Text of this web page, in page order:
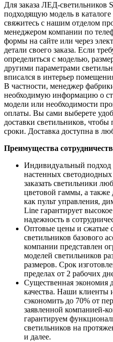
Для заказа ЛЕД-светильников
подходящую модель в
свяжитесь с нашим отделом
менеджером компании по
формы на сайте или через
детали своего заказа. Если
определиться с моделью,
другими параметрами
вписался в интерьер
В частности, менеджер
необходимую информацию о
модели или необходимости
оплаты. Вы сами выберете
доставки светильников,
сроки. Доставка доступна в
Преимущества
Индивидуальный подход
настенных
заказать светильники
цветовой гаммы, а
как пульт управления,
Line гарантирует
надежность в
Оптовые цены и сжатые
светильников базового
компании представлен
моделей светильников
размеров. Срок
пределах от 2 рабочих
Существенная экономия
качества. Наши клиенты
сэкономить до 70% от
заявленной компанией-
гарантируем
светильников на
и далее.